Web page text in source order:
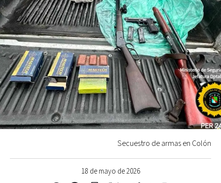
18 de mayo de 2026
Secuestro de armas en Colón